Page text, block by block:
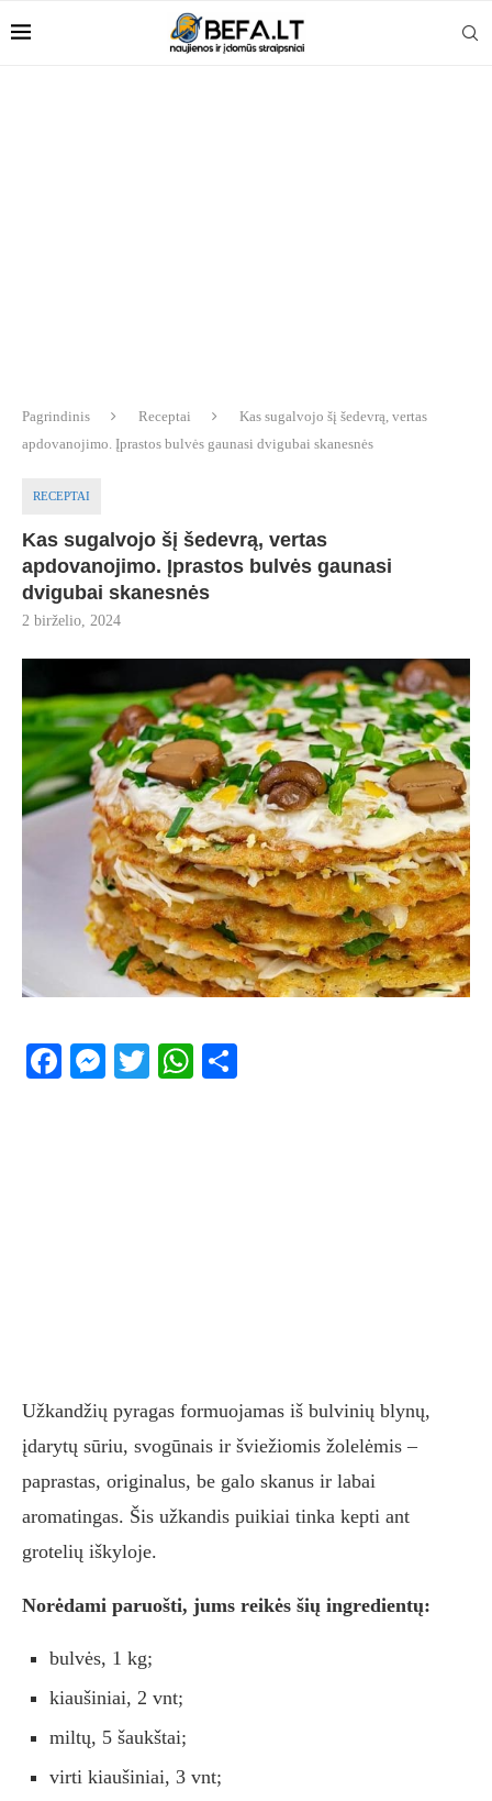
Pagrindinis Receptai
Kas sugalvojo šį šedevrą, vertas
apdovanojimo. Įprastos bulvės gaunasi dvigubai skanesnės
RECEPTAI
Kas sugalvojo šį šedevrą, vertas
apdovanojimo. Įprastos bulvės gaunasi
dvigubai skanesnės
2 birželio, 2024
Facebook
Messenger
TwitterWhatsApp
Užkandžių pyragas formuojamas iš bulvinių blynų,
įdarytų sūriu, svogūnais ir šviežiomis žolelėmis –
paprastas, originalus, be galo skanus ir labai
aromatingas. Šis užkandis puikiai tinka kepti ant
grotelių iškyloje.
Norėdami paruošti, jums reikės šių ingredientų:
bulvės, 1 kg;
kiaušiniai, 2 vnt;
miltų, 5 šaukštai;
virti kiaušiniai, 3 vnt;